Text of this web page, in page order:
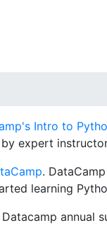
Intro to
expert
.
learning
annual